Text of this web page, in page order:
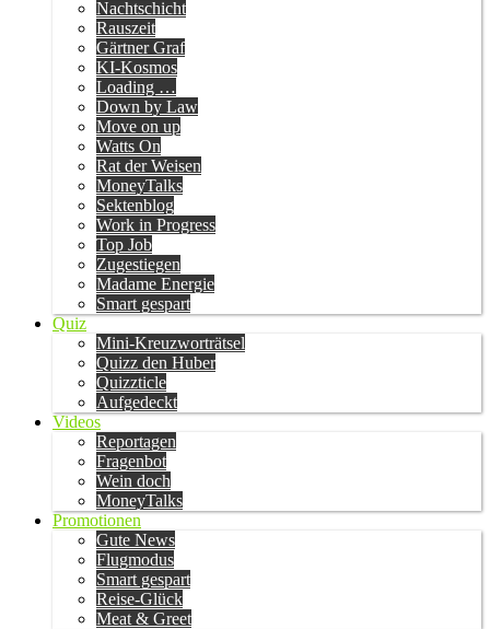
Nachtschicht
Rauszeit
Gärtner Graf
KI-Kosmos
Loading …
Down by Law
Move on up
Watts On
Rat der Weisen
MoneyTalks
Sektenblog
Work in Progress
Top Job
Zugestiegen
Madame Energie
Smart gespart
Quiz
Mini-Kreuzworträtsel
Quizz den Huber
Quizzticle
Aufgedeckt
Videos
Reportagen
Fragenbot
Wein doch
MoneyTalks
Promotionen
Gute News
Flugmodus
Smart gespart
Reise-Glück
Meat & Greet